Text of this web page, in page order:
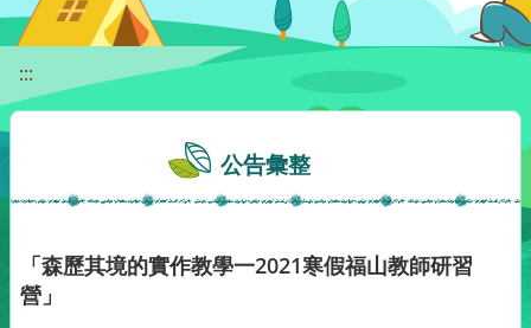
:::
公告彙整
「森歷其境的實作教學一2021寒假福山教師研習
營」